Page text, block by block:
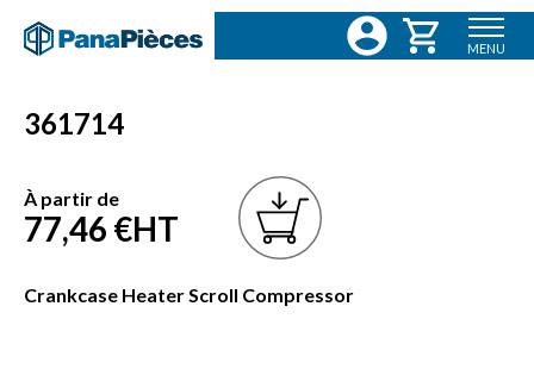
MENU
361714
À partir de
77,46 €HT
Crankcase Heater Scroll Compressor